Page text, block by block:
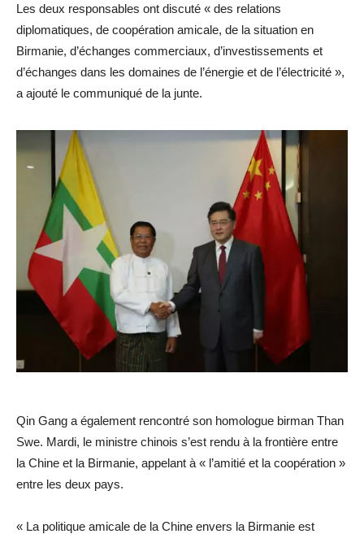
Les deux responsables ont discuté « des relations
diplomatiques, de coopération amicale, de la situation en
Birmanie, d’échanges commerciaux, d’investissements et
d’échanges dans les domaines de l’énergie et de l’électricité »,
a ajouté le communiqué de la junte.
Qin Gang a également rencontré son homologue birman Than
Swe. Mardi, le ministre chinois s’est rendu à la frontière entre
la Chine et la Birmanie, appelant à « l’amitié et la coopération »
entre les deux pays.
« La politique amicale de la Chine envers la Birmanie est